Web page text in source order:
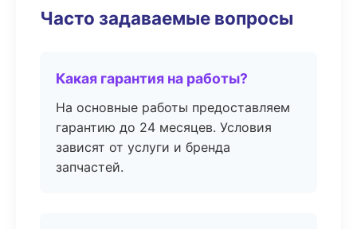
Часто задаваемые вопросы
Какая гарантия на работы?
На основные работы предоставляем
гарантию до 24 месяцев. Условия
зависят от услуги и бренда
запчастей.